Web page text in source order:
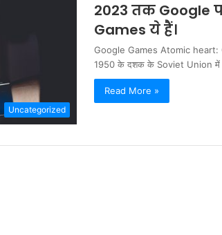
Uncategorized
2023 तक Google
Games ये हैं।
Google Games Atomic heart:
1950 के दशक के Soviet Union में ले
Read More »